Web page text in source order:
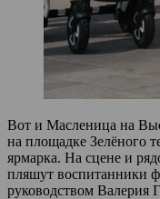
Вот и Масленица на
на площадке Зелёного
ярмарка. На сцене и
пляшут воспитанники
руководством Валерия